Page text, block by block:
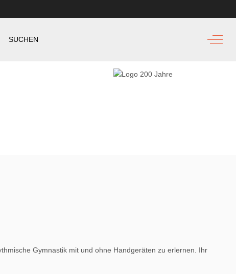
SUCHEN Off-
Gymnastik mit und ohne Handgeräten zu erlernen. Ihr